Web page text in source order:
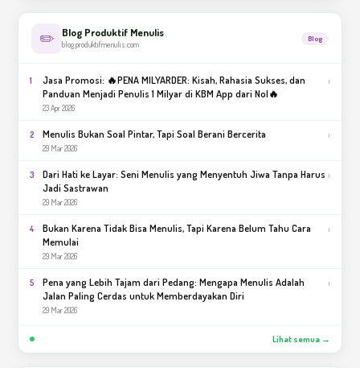
✏️ Blog Produktif Menulis
blog.produktifmenulis.com
Blog
1
Jasa Promosi: 🔥PENA MILYARDER: Kisah, Rahasia Sukses, dan
Panduan Menjadi Penulis 1 Milyar di KBM App dari Nol🔥
23 Apr 2026
›
2 Menulis Bukan Soal Pintar, Tapi Soal Berani Bercerita
29 Mar 2026
›
3
Dari Hati ke Layar: Seni Menulis yang Menyentuh Jiwa Tanpa Harus
Jadi Sastrawan
29 Mar 2026
›
4
Bukan Karena Tidak Bisa Menulis, Tapi Karena Belum Tahu Cara
Memulai
29 Mar 2026
›
5
Pena yang Lebih Tajam dari Pedang: Mengapa Menulis Adalah
Jalan Paling Cerdas untuk Memberdayakan Diri
29 Mar 2026
›
Lihat semua →